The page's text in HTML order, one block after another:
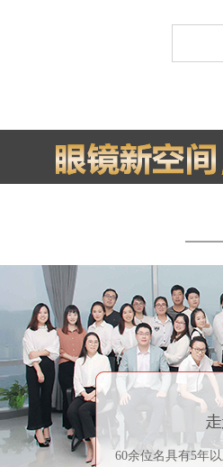
60余位名具有5年